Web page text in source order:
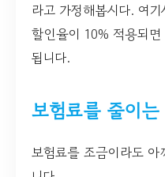
라고 가정해봅시다. 여
할인율이 10% 적용되
됩니다.
보험료를 줄이는
보험료를 조금이라도